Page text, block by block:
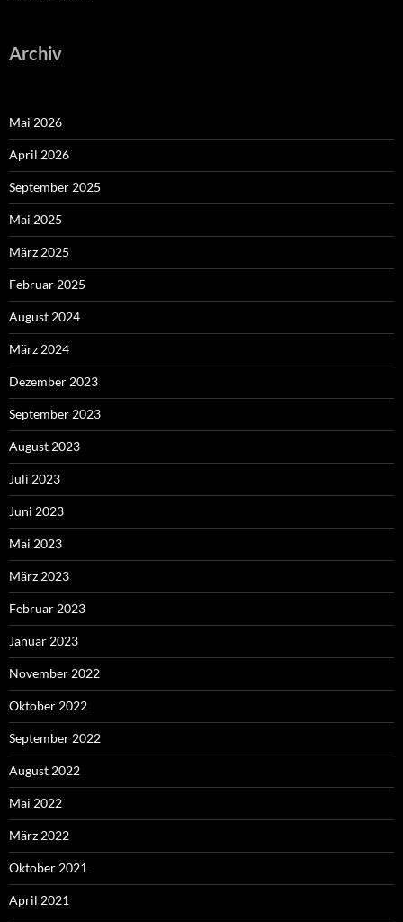
Archiv
Mai 2026
April 2026
September 2025
Mai 2025
März 2025
Februar 2025
August 2024
März 2024
Dezember 2023
September 2023
August 2023
Juli 2023
Juni 2023
Mai 2023
März 2023
Februar 2023
Januar 2023
November 2022
Oktober 2022
September 2022
August 2022
Mai 2022
März 2022
Oktober 2021
April 2021